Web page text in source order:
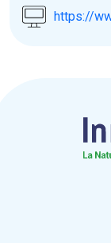
https://